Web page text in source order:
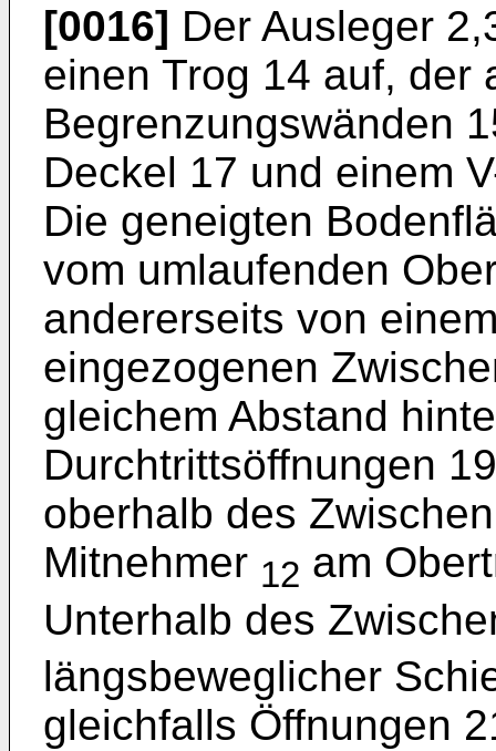
[0016] Der Ausleger
einen Trog 14 auf, der
Begrenzungswänden
Deckel 17 und einem
Die geneigten
vom umlaufenden
andererseits von
eingezogenen
gleichem Abstand
Durchtrittsöffnungen
oberhalb des
Mitnehmer 12 am
Unterhalb des
längsbeweglicher
gleichfalls Öffnungen